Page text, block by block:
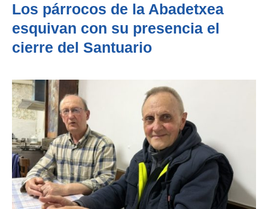
Los párrocos de la Abadetxea
esquivan con su presencia el
cierre del Santuario